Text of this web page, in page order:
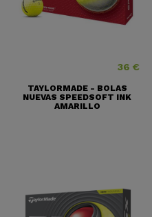
Precio
36 €
TAYLORMADE - BOLAS
NUEVAS SPEEDSOFT INK
AMARILLO